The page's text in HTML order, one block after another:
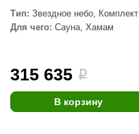
Тип: Звездное небо, Комплект
Для чего: Сауна, Хамам
315 635 i
В корзину